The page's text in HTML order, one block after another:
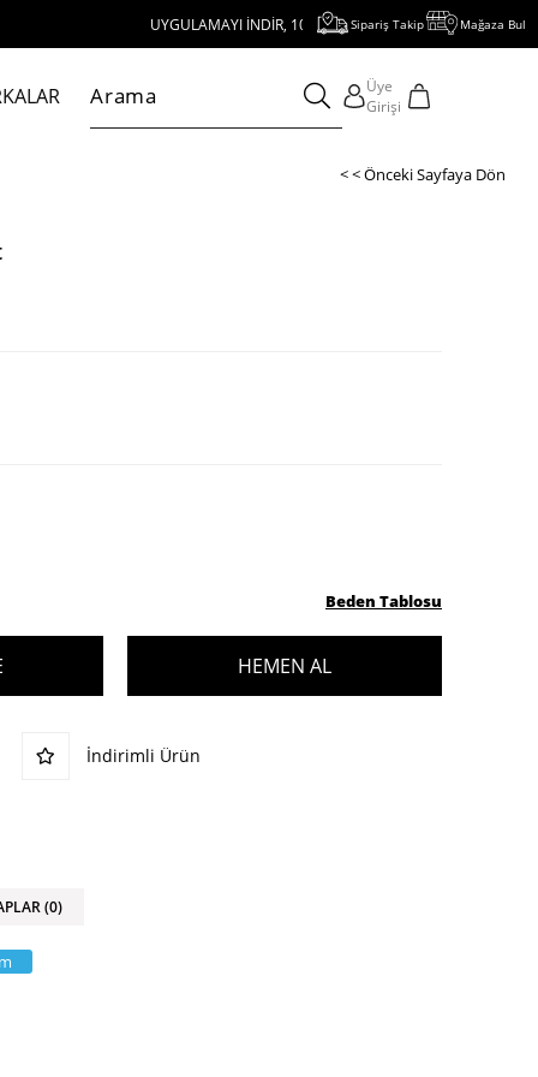
UYGULAMAYI İNDİR, 1000 TL VE ÜZERİ ALIŞVERİŞE 250 TL İNDİRİM
Sipariş Takip Mağaza Bul
Üye
Girişi
< < Önceki Sayfaya Dön
Beden Tablosu
İndirimli Ürün
(0)